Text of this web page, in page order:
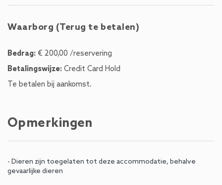
Waarborg (Terug te betalen)
Bedrag: € 200,00 /reservering
Betalingswijze: Credit Card Hold
Te betalen bij aankomst.
Opmerkingen
- Dieren zijn toegelaten tot deze accommodatie, behalve
gevaarlijke dieren